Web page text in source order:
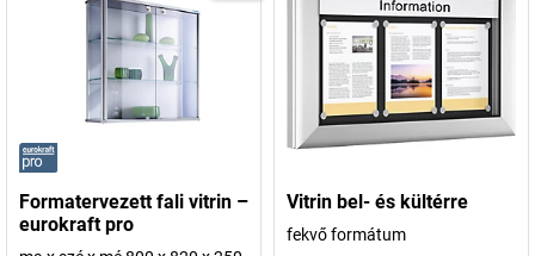
Formatervezett fali vitrin –
eurokraft pro
Vitrin bel- és kültérre
fekvő formátum